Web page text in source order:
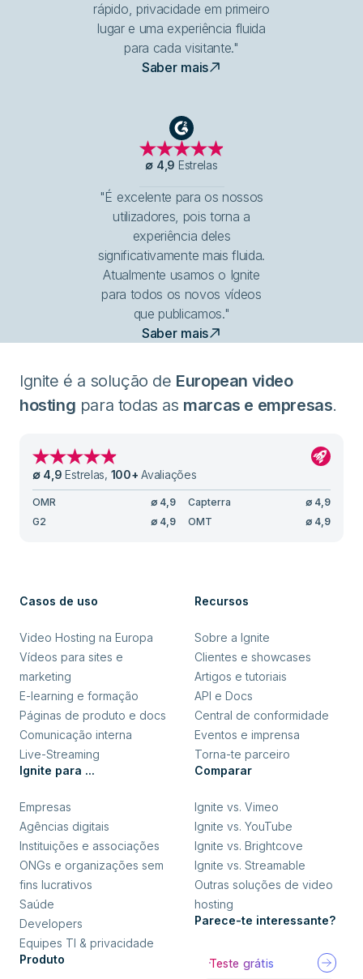
rápido, privacidade em primeiro
lugar e uma experiência fluida
para cada visitante."
Saber mais
G2
∅ 4,9 Estrelas
"É excelente para os nossos
utilizadores, pois torna a
experiência deles
significativamente mais fluida.
Atualmente usamos o Ignite
para todos os novos vídeos
que publicamos."
Saber mais
Ignite é a solução de European video
hosting para todas as marcas e empresas.
∅ 4,9 Estrelas, 100+ Avaliações
OMR ∅ 4,9 Capterra ∅ 4,9
G2
∅ 4,9 OMT ∅ 4,9
Casos de uso
Video Hosting na Europa
Vídeos para sites e
marketing
E-learning e formação
Páginas de produto e docs
Comunicação interna
Live-Streaming
Ignite para ...
Empresas
Agências digitais
Instituições e associações
ONGs e organizações sem
fins lucrativos
Saúde
Developers
Equipes TI & privacidade
Produto
Recursos
Sobre a Ignite
Clientes e showcases
Artigos e tutoriais
API e Docs
Central de conformidade
Eventos e imprensa
Torna-te parceiro
Comparar
Ignite vs. Vimeo
Ignite vs. YouTube
Ignite vs. Brightcove
Ignite vs. Streamable
Outras soluções de video
hosting
Parece-te interessante?
Teste grátis